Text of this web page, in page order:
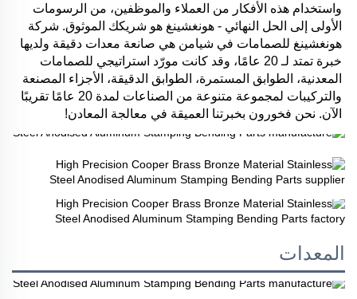
الآن. نحن فخورون بخبرتنا العميقة في معالجة المعادن!
المعدات